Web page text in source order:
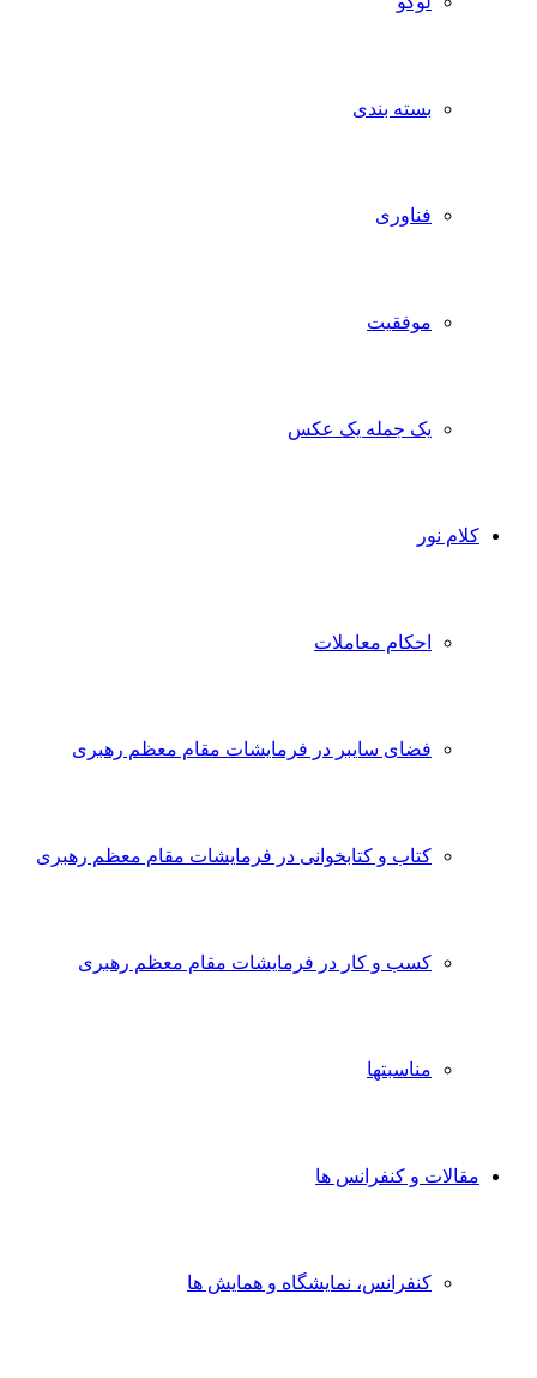
بسته بندی
فناوری
موفقیت
یک جمله یک عکس
کلام نور
احکام معاملات
فضای سایبر در فرمایشات مقام معظم رهبری
کتاب و کتابخوانی در فرمایشات مقام معظم رهبری
کسب و کار در فرمایشات مقام معظم رهبری
مناسبتها
مقالات و کنفرانس ها
کنفرانس، نمایشگاه و همایش ها